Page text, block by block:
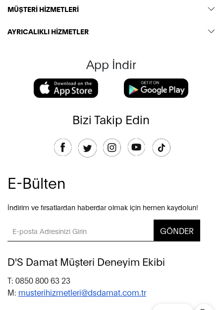
MÜŞTERİ HİZMETLERİ
AYRICALIKLI HİZMETLER
App İndir
Bizi Takip Edin
E-Bülten
İndirim ve fırsatlardan haberdar olmak için hemen kaydolun!
GÖNDER
D'S Damat Müşteri Deneyim Ekibi
T: 0850 800 63 23
M: musterihizmetleri@dsdamat.com.tr